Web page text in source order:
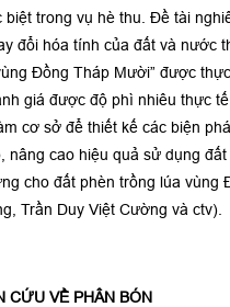
biệt trong vụ hè thu. Đề tài
đổi hóa tính của đất và nước
Đồng Tháp Mười” được
giá được độ phì nhiêu thực
cơ sở để thiết kế các biện
nâng cao hiệu quả sử dụng
cho đất phèn trồng lúa vùng
Trần Duy Việt Cường và ctv).
CỨU VỀ PHÂN BÓN